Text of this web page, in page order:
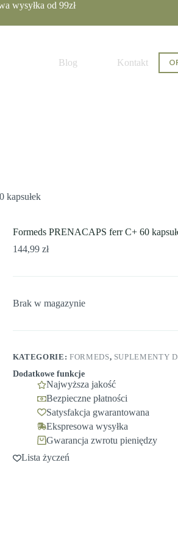
wysyłka od 99zł
Blog Kontakt
kapsułek
Formeds PRENACAPS ferr C+ 60
144,99 zł
Brak w magazynie
KATEGORIE: FORMEDS, SUPLEMENTY
Dodatkowe funkcje
Najwyższa jakość
Bezpieczne płatności
Satysfakcja gwarantowana
Ekspresowa wysyłka
Gwarancja zwrotu pieniędzy
Lista życzeń